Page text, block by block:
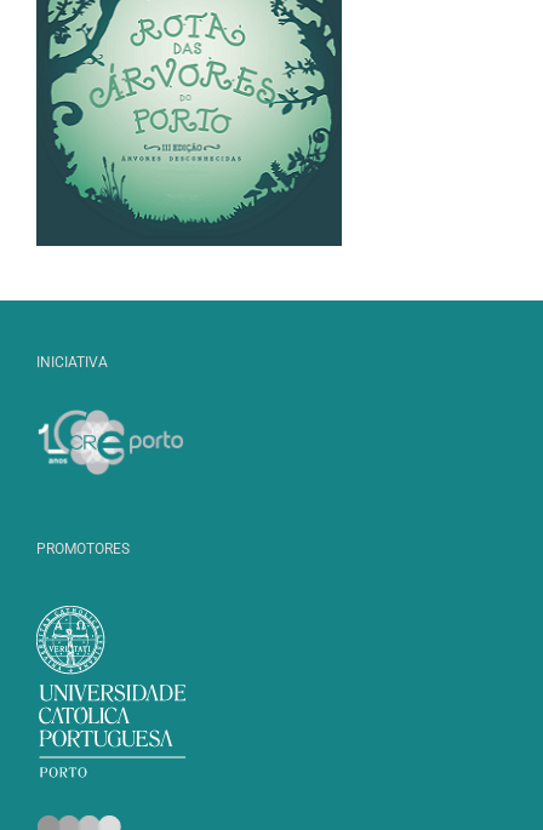
INICIATIVA
PROMOTORES